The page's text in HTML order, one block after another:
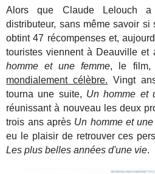
Alors que Claude Lelouch
distributeur, sans même savoir si
obtint 47 récompenses et,
touristes viennent à Deauville et
homme et une femme, le film,
mondialement célèbre. Vingt
tourna une suite, Un homme et
réunissant à nouveau les deux
trois ans après Un homme et
eu le plaisir de retrouver ces
Les plus belles années d'une vie.